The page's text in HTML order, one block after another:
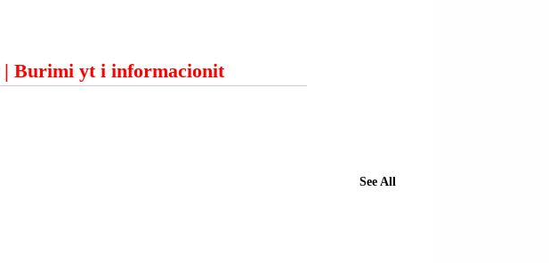
| Burimi yt i informacionit
See All